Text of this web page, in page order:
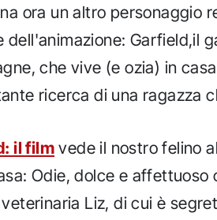
ora un altro personaggio
dell'animazione: Garfield,il
che vive (e ozia) in
ricerca di una ragazza
il film vede il nostro felino
Odie, dolce e affettuoso
Liz, di cui è